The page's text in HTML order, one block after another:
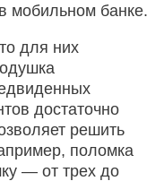
мобильном банке.
для них
достаточно
решить
поломка
— от трех до